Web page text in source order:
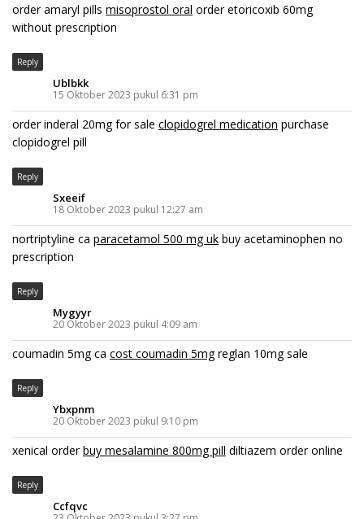
order amaryl pills misoprostol oral order etoricoxib 60mg
without prescription
Reply
Ublbkk
15 Oktober 2023 pukul 6:31 pm
order inderal 20mg for sale clopidogrel medication purchase
clopidogrel pill
Reply
Sxeeif
18 Oktober 2023 pukul 12:27 am
nortriptyline ca paracetamol 500 mg uk buy acetaminophen no
prescription
Reply
Mygyyr
20 Oktober 2023 pukul 4:09 am
coumadin 5mg ca cost coumadin 5mgreglan 10mg sale
Reply
Ybxpnm
20 Oktober 2023 pukul 9:10 pm
xenical orderbuy mesalamine 800mg pill diltiazem order online
Reply
Ccfqvc